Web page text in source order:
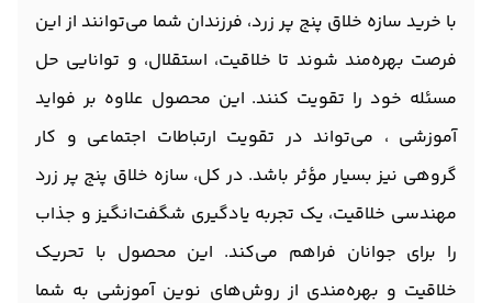
با خرید سازه خلاق پنج پر زرد، فرزندان شما می‌توانند از این
فرصت بهره‌مند شوند تا خلاقیت، استقلال، و توانایی حل
مسئله خود را تقویت کنند. این محصول علاوه بر فواید
آموزشی ، می‌تواند در تقویت ارتباطات اجتماعی و کار
گروهی نیز بسیار مؤثر باشد. در کل، سازه خلاق پنج پر زرد
مهندسی خلاقیت، یک تجربه یادگیری شگفت‌انگیز و جذاب
را برای جوانان فراهم می‌کند. این محصول با تحریک
خلاقیت و بهره‌مندی از روش‌های نوین آموزشی به شما